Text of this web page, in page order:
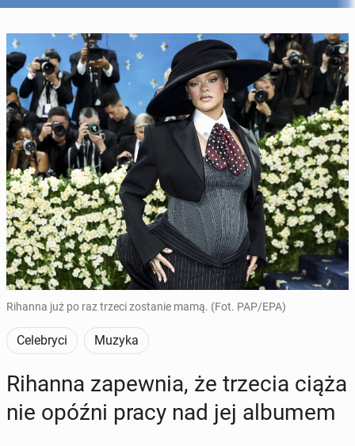
Rihanna już po raz trzeci zostanie mamą. (Fot. PAP/EPA)
Celebryci Muzyka
Rihanna za­pew­nia, że trzecia ciąża
nie opóźni pracy nad jej albumem